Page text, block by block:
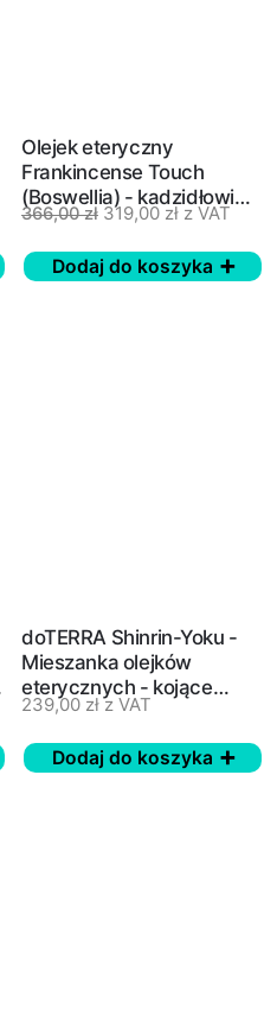
Olejek eteryczny
Frankincense Touch
(Boswellia) - kadzidłowiec
- doTERRA, 10 ml
366,00zł 319,00zł z VAT
Dodaj do koszyka
doTERRA Shinrin-Yoku -
Mieszanka olejków
eterycznych - kojące
kąpiele leśne, energia lasu
239,00 złz VAT
Dodaj do koszyka